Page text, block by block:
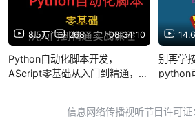
8.5万 268 08:34:10
Python自动化脚本开发，
AScript零基础从入门到精通，游
别再学
python
信息网络传播视听节目许可